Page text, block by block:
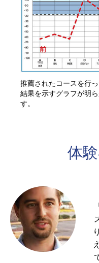
推薦されたコースを行
結果を示すグラフが明
す。
体